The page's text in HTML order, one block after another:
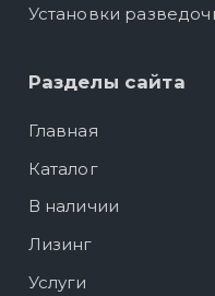
Установки
Разделы сайта
Главная
Каталог
В наличии
Лизинг
Услуги